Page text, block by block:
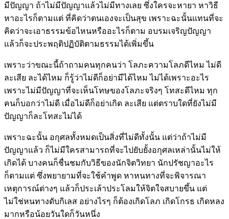
มีปัญญา ถ้าไม่มีปัญญาแล้วไม่มีทางเลย ซึ่งใครจะหายา หาวิธี
หาอะไรก็ตามแต่ ที่คิดว่าตนเองจะเป็นสุข เพราะฉะนั้นแทนที่จะ
คิดว่าจะเอาธรรมข้อไหนหรืออะไรก็ตาม อบรมเจริญปัญญา
แล้วก็จะประพฤติปฏิบัติตามธรรมได้เพิ่มขึ้น
เพราะว่าขณะนี้ถ้าถามคนทุกคนว่า โลภะความโลภดีไหม ไม่ดี
ละเสีย ละได้ไหม ก็รู้ว่าไม่ดีก็อย่ามีได้ไหม ไม่ได้เพราะอะไร
เพราะไม่มีปัญญาที่จะเห็นโทษของโลภะจริงๆ โทสะดีไหม ทุก
คนก็บอกว่าไม่ดี เมื่อไม่ดีก็อย่าเกิด ละเสีย แต่ตราบใดที่ยังไม่มี
ปัญญาก็ละโทสะไม่ได้
เพราะฉะนั้น อกุศลทั้งหมดเป็นสิ่งที่ไม่ดีทั้งนั้น แต่ว่าถ้าไม่มี
ปัญญาแล้ว ก็ไม่มีใครสามารถที่จะไปยับยั้งอกุศลเหล่านั้นไม่ให้
เกิดได้ บางคนก็ชื่นชมกับวิธีของนักจิตวิทยา นักปรัชญาอะไร
ก็ตามแต่ ซึ่งพยายามที่จะใช้คำพูด หาหนทางที่จะพิจารณา
เหตุการณ์ต่างๆ แล้วก็ประเล้าประโลมให้จิตใจสบายขึ้น แต่
ไม่ใช่หนทางดับกิเลส อย่างไรๆ ก็ต้องเกิดโลภ เกิดโกรธ เกิดหลง
มากหรือน้อยวันใดก็วันหนึ่ง